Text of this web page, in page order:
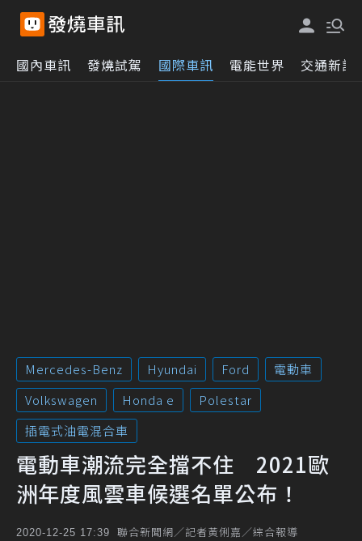
國內車訊 發燒試駕 國際車訊 電能世界 交通新訊
Mercedes-Benz Hyundai Ford
電動車
Volkswagen
Honda e
Polestar
插電式油電混合車
電動車潮流完全擋不住 2021歐
洲年度風雲車候選名單公布！
2020-12-25 17:39 聯合新聞網／記者黃俐嘉／綜合報導